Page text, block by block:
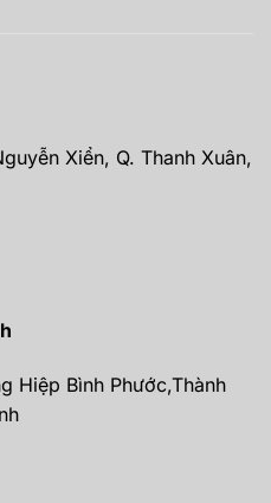
Xiển, Q. Thanh Xuân,
Hiệp Bình Phước,Thành